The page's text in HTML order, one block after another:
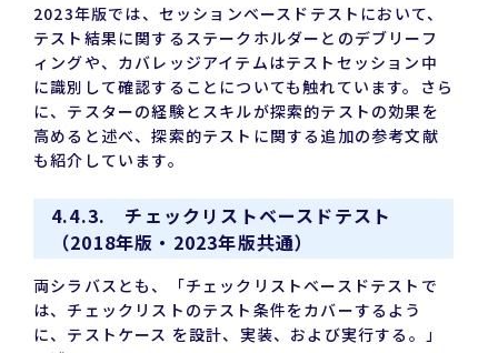
2023年版では、セッションベースドテストにおいて、
テスト結果に関するステークホルダーとのデブリーフ
ィングや、カバレッジアイテムはテストセッション中
に識別して確認することについても触れています。さら
に、テスターの経験とスキルが探索的テストの効果を
高めると述べ、探索的テストに関する追加の参考文献
も紹介しています。
4.4.3. チェックリストベースドテスト
（2018年版・2023年版共通）
両シラバスとも、「チェックリストベースドテストで
は、チェックリストのテスト条件をカバーするよう
に、テストケース を設計、実装、および実行する。」